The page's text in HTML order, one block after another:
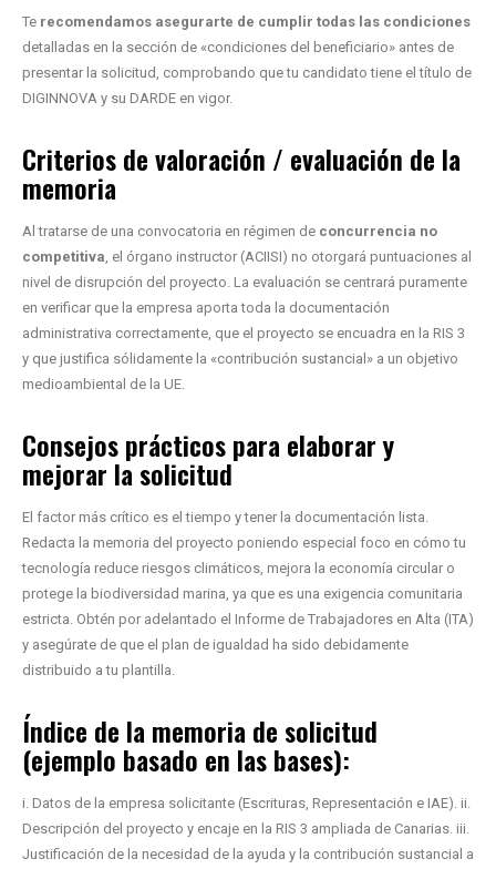
Te recomendamos asegurarte de cumplir todas las condiciones
detalladas en la sección de «condiciones del beneficiario» antes de
presentar la solicitud, comprobando que tu candidato tiene el título de
DIGINNOVA y su DARDE en vigor.
Criterios de valoración / evaluación de la
memoria
Al tratarse de una convocatoria en régimen de concurrencia no
competitiva , el órgano instructor (ACIISI) no otorgará puntuaciones al
nivel de disrupción del proyecto. La evaluación se centrará puramente
en verificar que la empresa aporta toda la documentación
administrativa correctamente, que el proyecto se encuadra en la RIS 3
y que justifica sólidamente la «contribución sustancial» a un objetivo
medioambiental de la UE.
Consejos prácticos para elaborar y
mejorar la solicitud
El factor más crítico es el tiempo y tener la documentación lista.
Redacta la memoria del proyecto poniendo especial foco en cómo tu
tecnología reduce riesgos climáticos, mejora la economía circular o
protege la biodiversidad marina, ya que es una exigencia comunitaria
estricta. Obtén por adelantado el Informe de Trabajadores en Alta (ITA)
y asegúrate de que el plan de igualdad ha sido debidamente
distribuido a tu plantilla.
Índice de la memoria de solicitud
(ejemplo basado en las bases):
i. Datos de la empresa solicitante (Escrituras, Representación e IAE). ii.
Descripción del proyecto y encaje en la RIS 3 ampliada de Canarias. iii.
Justificación de la necesidad de la ayuda y la contribución sustancial a